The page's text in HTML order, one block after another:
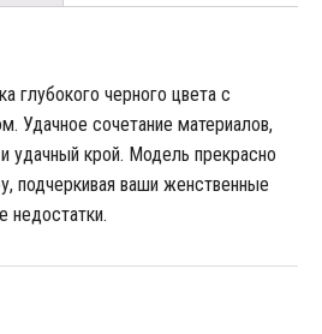
глубокого черного цвета с
Удачное сочетание материалов,
удачный крой. Модель прекрасно
подчеркивая ваши женственные
недостатки.